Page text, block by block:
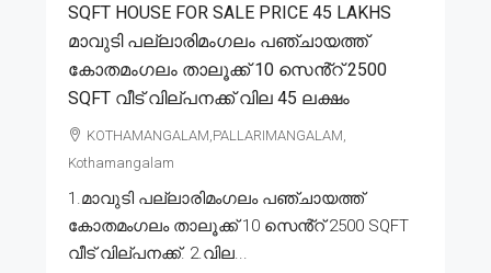
SQFT HOUSE FOR SALE PRICE 45 LAKHS
മാവുടി പല്ലാരിമംഗലം പഞ്ചായത്ത്
കോതമംഗലം താലൂക്ക് 10 സെൻ്റ് 2500
SQFT വീട് വില്പനക്ക് വില 45 ലക്ഷം
KOTHAMANGALAM,PALLARIMANGALAM,
Kothamangalam
1.മാവുടി പല്ലാരിമംഗലം പഞ്ചായത്ത്
കോതമംഗലം താലൂക്ക് 10 സെൻ്റ് 2500 SQFT
വീട് വില്പനക്ക്. 2.വില...